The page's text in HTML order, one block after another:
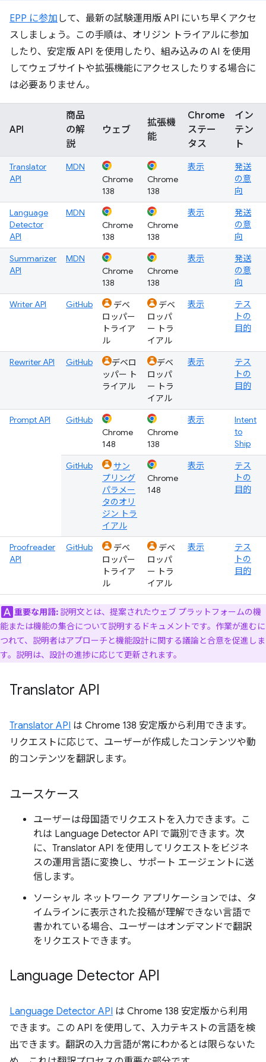
EPP に参加 して、最新の試験運用版 API にいち早くアクセ
スしましょう。この手順は、オリジン トライアルに参加
したり、安定版 API を使用したり、組み込みの AI を使用
してウェブサイトや拡張機能にアクセスしたりする場合に
は必要ありません。
API
商品
の解
説
ウェブ
拡張機
能
Chrome
ステー
タス
イン
テン
ト
Translator
API
MDN
Chrome
138
Chrome
138
表示
発送
の意
向
Language
Detector
API
MDN
Chrome
138
Chrome
138
表示
発送
の意
向
Summarizer
API
MDN
Chrome
138
Chrome
138
表示
発送
の意
向
Writer API GitHub
デベ
ロッパー
トライア
ル
デベ
ロッパ
ー トラ
イアル
表示
テス
トの
目的
Rewriter API GitHub
デベロ
ッパー ト
ライアル
デベ
ロッパ
ー トラ
イアル
表示
テス
トの
目的
Prompt API
GitHub
Chrome
148
Chrome
138
表示
Intent
to
Ship
GitHub
サン
プリング
パラメー
タのオリ
ジン トラ
イアル
Chrome
148
表示
テス
トの
目的
Proofreader
API
GitHub
デベ
ロッパー
トライア
ル
デベ
ロッパ
ー トラ
イアル
表示
テス
トの
目的
重要な用語: 説明文とは、提案されたウェブ プラットフォームの機
能または機能の集合について説明するドキュメントです。 作業が進むに
つれて、説明者はアプローチと機能設計に関する議論と合意を促進しま
す。説明は、設計の進捗に応じて更新されます。
Translator API
Translator API は Chrome 138 安定版から利用できます。
リクエストに応じて、ユーザーが作成したコンテンツや動
的コンテンツを翻訳します。
ユースケース
ユーザーは母国語でリクエストを入力できます。こ
れは Language Detector API で識別できます。次
に、Translator API を使用してリクエストをビジネ
スの運用言語に変換し、サポート エージェントに送
信します。
ソーシャル ネットワーク アプリケーションでは、タ
イムラインに表示された投稿が理解できない言語で
書かれている場合、ユーザーはオンデマンドで翻訳
をリクエストできます。
Language Detector API
Language Detector API は Chrome 138 安定版から利用
できます。この API を使用して、入力テキストの言語を検
出できます。翻訳の入力言語が常にわかるとは限らないた